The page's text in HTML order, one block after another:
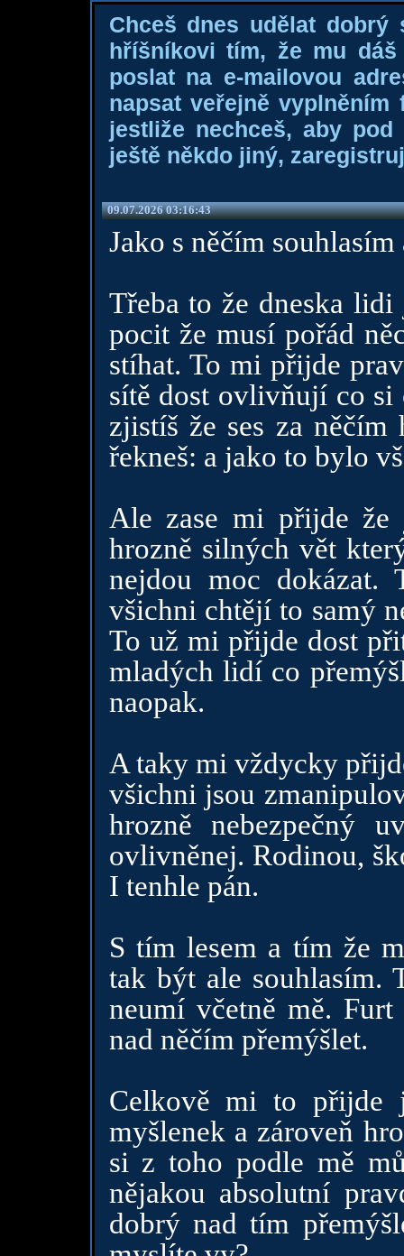
Chceš dnes udělat dobrý
hříšníkovi tím, že mu
poslat na e-mailovou
napsat veřejně
jestliže nechceš, aby
ještě někdo jiný,
09.07.2026 03:16:43
Jako s něčím
Třeba to že dneska
pocit že musí pořád
stíhat. To mi přijde
sítě dost ovlivňují co
zjistíš že ses za
řekneš: a jako to bylo
Ale zase mi přijde že
hrozně silných vět
nejdou moc dokázat.
všichni chtějí to samý
To už mi přijde dost
mladých lidí co
naopak.
A taky mi vždycky
všichni jsou
hrozně nebezpečný
ovlivněnej. Rodinou,
I tenhle pán.
S tím lesem a tím že
tak být ale souhlasím.
neumí včetně mě.
nad něčím přemýšlet.
Celkově mi to přijde
myšlenek a zároveň
si z toho podle mě
nějakou absolutní
dobrý nad tím